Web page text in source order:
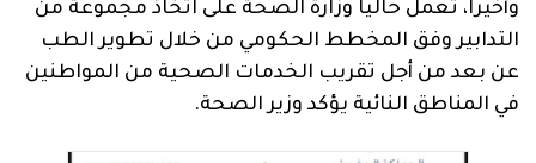
وأخيرا، تعمل حاليا وزارة الصحة على اتخاذ مجموعة من
التدابير وفق المخطط الحكومي من خلال تطوير الطب
عن بعد من أجل تقريب الخدمات الصحية من المواطنين
في المناطق النائية يؤكد وزير الصحة.